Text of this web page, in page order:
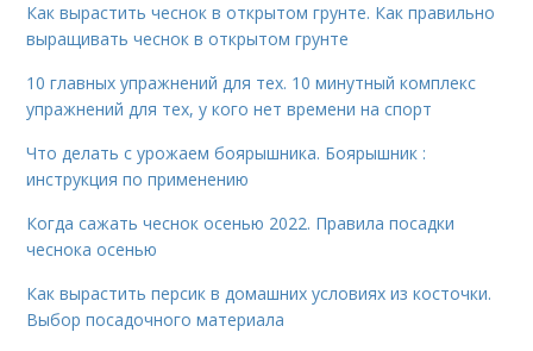
Как вырастить чеснок в открытом грунте. Как правильно
выращивать чеснок в открытом грунте
10 главных упражнений для тех. 10 минутный комплекс
упражнений для тех, у кого нет времени на спорт
Что делать с урожаем боярышника. Боярышник :
инструкция по применению
Когда сажать чеснок осенью 2022. Правила посадки
чеснока осенью
Как вырастить персик в домашних условиях из косточки.
Выбор посадочного материала